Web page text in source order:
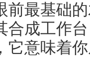
前最基础
合成工作
它意味着